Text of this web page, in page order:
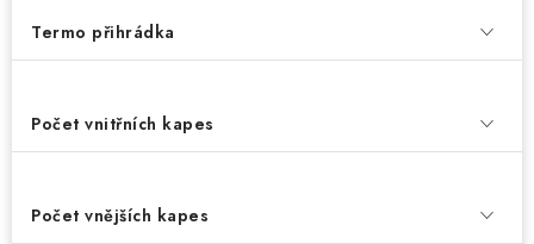
Termo přihrádka
Počet vnitřních kapes
Počet vnějších kapes